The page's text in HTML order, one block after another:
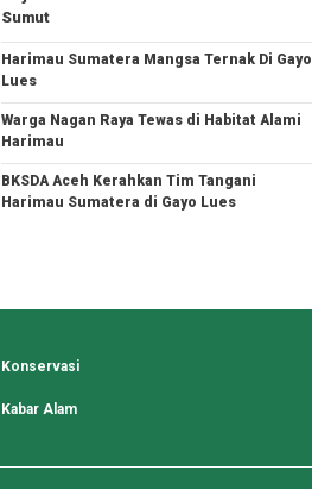
Sumut
Harimau Sumatera Mangsa Ternak Di Gayo
Lues
Warga Nagan Raya Tewas di Habitat Alami
Harimau
BKSDA Aceh Kerahkan Tim Tangani
Harimau Sumatera di Gayo Lues
Konservasi
Kabar Alam